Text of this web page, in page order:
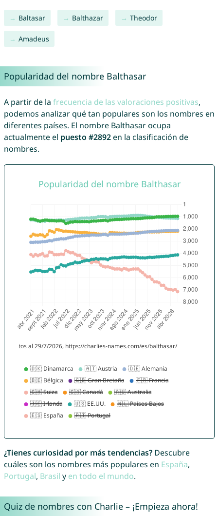
Baltasar Balthazar Theodor
Amadeus
Popularidad del nombre Balthasar
A partir de la frecuencia de las valoraciones positivas,
podemos analizar qué tan populares son los nombres en
diferentes países. El nombre Balthasar ocupa
actualmente el puesto #2892en la clasificación de
nombres.
¿Tienes curiosidad por más tendencias?Descubre
cuáles son los nombres más populares en España,
Portugal, Brasil y en todo el mundo.
Quiz de nombres con Charlie – ¡Empieza ahora!